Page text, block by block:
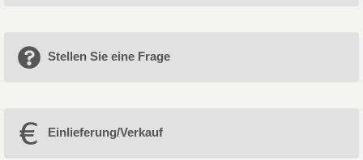
Stellen Sie eine Frage
Einlieferung/Verkauf